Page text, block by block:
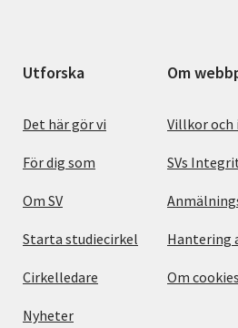
Utforska
Det här gör vi
För dig som
Om SV
Starta studiecirkel
Cirkelledare
Nyheter
Om
Villkor
SVs
Hantering
Om cookies